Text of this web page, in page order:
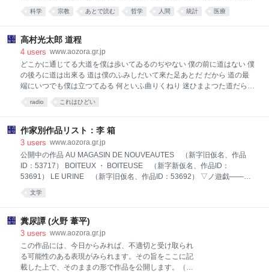
が多い ・見た目が似ている漢字を間違える：こ
多の事業を為しとげた。 こういう華々しい科学の成果に幻惑された人々
の中には、あたかも科学を万能のものとする考え方が、次第に一つの風
ろいろな問題が、全部科学によって解決される日が来るかの如き錯覚に
陥っている人もあるようである。宇宙時代というような言葉が流行し、
それが何か人間を変えることのように思われているのも、その一つの現
われである。月や火星の景色を見たり、其処にある資源が利用できる日
が来ても、それは百年前に、北極や南極へ行ける日を夢見ていたのと、
から、十数時間で行ける。しかし
科学 宗教 あとで読む 哲学 人間 統計 医療
高村光太郎 道程
4 users www.aozora.gr.jp
どこかに通じてる大道を僕は歩いてゐるのぢやない 僕の前に道はない 僕
の後ろに道は出來る 道は僕のふみしだいて來た足あとだ だから 道の最
端にいつでも僕は立つてゐる 何といふ曲りくねり 迷ひまよつた道だらう
もみつぶされたあの道 ふり返つてみると 自分の道は戰慄に値ひする 四
信ずるだらう それだのに やつぱり此が此命（いのち）に導く道だつた
そして僕は此處まで來てしまつた 此のさんたんたる自分の道を見て 僕は
自然の廣大ないつくしみに涙を流すのだ あのやくざに見えた道の中から
生命（いのち）の意味をはつきりと見せてくれたのは自然だ 僕をひき廻
しては眼をはぢき もう此處と思ふところで さめよ、さめよと叫んだのは
radio これはひどい
作家別作品リスト：李 箱
3 users www.aozora.gr.jp
公開中の作品 AU MAGASIN DE NOUVEAUTES （新字旧仮名、作品
ID：53717） BOITEUX ・ BOITEUSE （新字新仮名、作品ID：
53691） LE URINE （新字旧仮名、作品ID：53692） ▽ノ遊戯――
△ハ俺ノ AMOUREUSE デアル（新字旧仮名、作品ID：53693） 朝
（新字旧仮名、作品ID：53782） 異常ナ可逆反応 （新字旧仮名、作品
一九三三 二月十七日ノ室内ノコト――（新字旧仮名、作品ID：
53783） 悔恨ノ章 （新字新仮名、作品ID：53794） 顔 （新字旧仮
名、作品ID：53696） 狂女の告白 （新字旧仮名、作品ID：53698） 距
離 （女去りし場合）（新字旧仮名、作品ID：53784） 空腹―― （新
字旧仮名、作品ID：53700）
文学
糞尿譚 (火野 葦平)
3 users www.aozora.gr.jp
この作品には、今日からみれば、不適切と受け取られ
る可能性のある表現がみられます。その旨をここに記
載した上で、そのままの形で作品を公開します。（青